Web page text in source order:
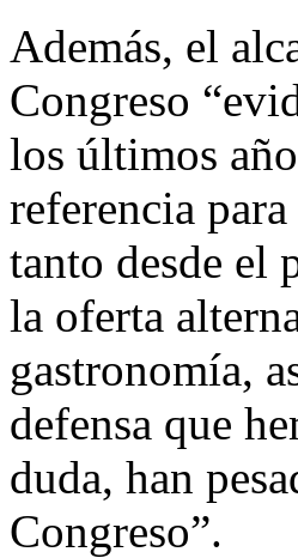
Además, el
Congreso
los últimos
referencia
tanto desde el
la oferta
gastronomía,
defensa que
duda, han
Congreso”.